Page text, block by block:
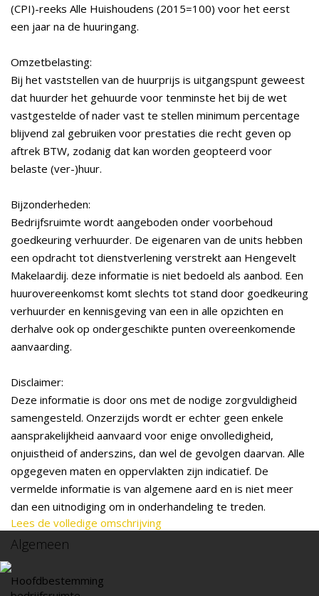
(CPI)-reeks Alle Huishoudens (2015=100) voor het eerst
een jaar na de huuringang.
Omzetbelasting:
Bij het vaststellen van de huurprijs is uitgangspunt geweest
dat huurder het gehuurde voor tenminste het bij de wet
vastgestelde of nader vast te stellen minimum percentage
blijvend zal gebruiken voor prestaties die recht geven op
aftrek BTW, zodanig dat kan worden geopteerd voor
belaste (ver-)huur.
Bijzonderheden:
Bedrijfsruimte wordt aangeboden onder voorbehoud
goedkeuring verhuurder. De eigenaren van de units hebben
een opdracht tot dienstverlening verstrekt aan Hengevelt
Makelaardij. deze informatie is niet bedoeld als aanbod. Een
huurovereenkomst komt slechts tot stand door goedkeuring
verhuurder en kennisgeving van een in alle opzichten en
derhalve ook op ondergeschikte punten overeenkomende
aanvaarding.
Disclaimer:
Deze informatie is door ons met de nodige zorgvuldigheid
samengesteld. Onzerzijds wordt er echter geen enkele
aansprakelijkheid aanvaard voor enige onvolledigheid,
onjuistheid of anderszins, dan wel de gevolgen daarvan. Alle
opgegeven maten en oppervlakten zijn indicatief. De
vermelde informatie is van algemene aard en is niet meer
dan een uitnodiging om in onderhandeling te treden.
Lees de volledige omschrijving
Algemeen
Hoofdbestemming